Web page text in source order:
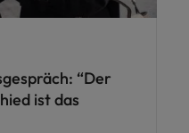
“Der
ist das